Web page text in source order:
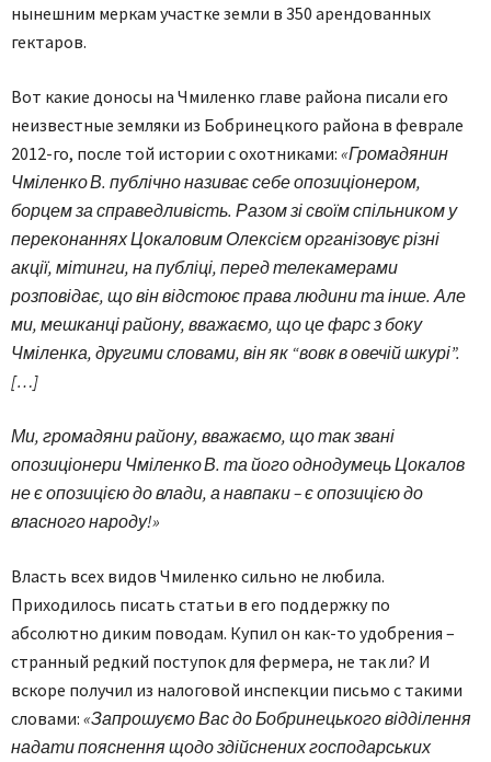
нынешним меркам участке земли в 350 арендованных
гектаров.
Вот какие доносы на Чмиленко главе района писали его
неизвестные земляки из Бобринецкого района в феврале
2012-го, после той истории с охотниками: «Громадянин
ЧміленкоВ. публічно називає себе опозиціонером,
борцем за справедливість. Разом зі своїм спільником у
переконаннях Цокаловим Олексієм організовує різні
акції, мітинги, на публіці, перед телекамерами
розповідає, що він відстоює права людини та інше. Але
ми, мешканці району, вважаємо, що це фарс з боку
Чміленка, другими словами, він як “вовк в овечій шкурі”.
[…]
Ми, громадяни району, вважаємо, що так звані
опозиціонери ЧміленкоВ. та його однодумець Цокалов
не є опозицією до влади, а навпаки – є опозицією до
власного народу!»
Власть всех видов Чмиленко сильно не любила.
Приходилось писать статьи в его поддержку по
абсолютно диким поводам. Купил он как-то удобрения –
странный редкий поступок для фермера, не так ли? И
вскоре получил из налоговой инспекции письмо с такими
словами: «Запрошуємо Вас до Бобринецького відділення
надати пояснення щодо здійснених господарських